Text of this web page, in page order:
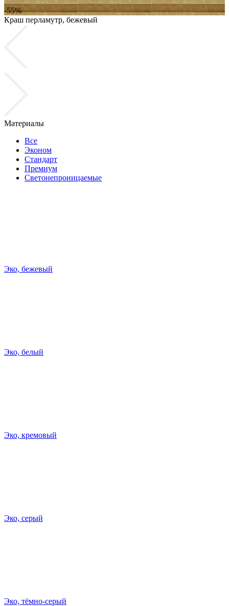
-55%
Краш перламутр, бежевый
Материалы
Все
Эконом
Стандарт
Премиум
Светонепроницаемые
Эко, бежевый
Эко, белый
Эко, кремовый
Эко, серый
Эко, тёмно-серый